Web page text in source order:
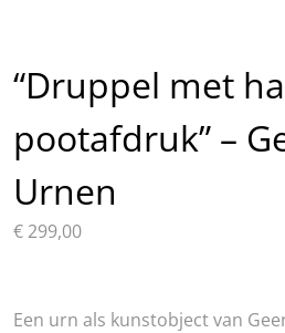
“Druppel met
pootafdruk” –
Urnen
€ 299,00
Een urn als kunstobject van